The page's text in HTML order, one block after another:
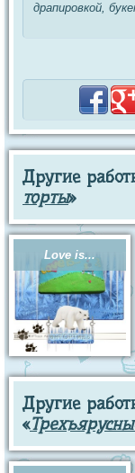
драпировкой,
Другие
торты»
Love is...
Другие
«